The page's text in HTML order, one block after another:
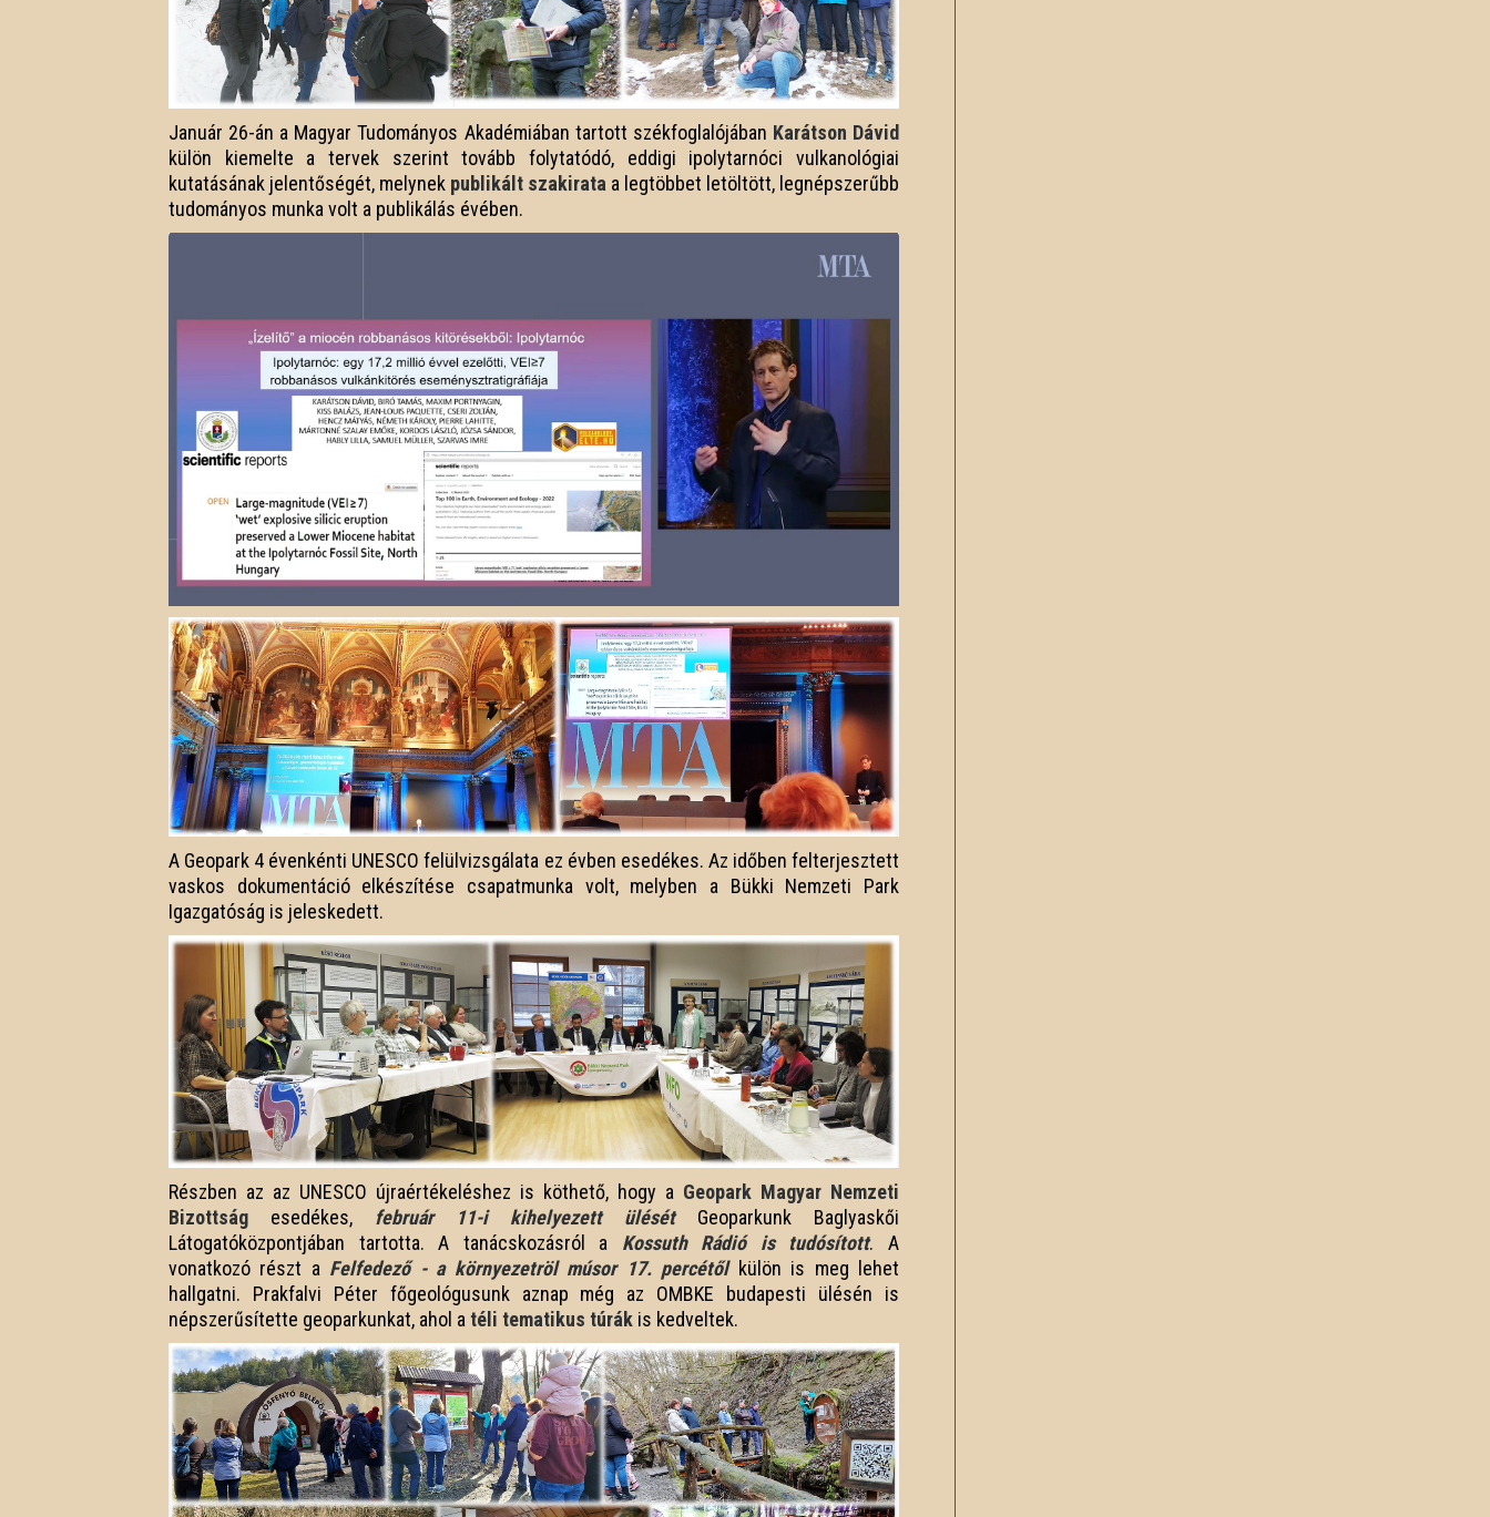
Január 26-án a Magyar Tudományos Akadémiában tartott székfoglalójában Karátson Dávid
külön kiemelte a tervek szerint tovább folytatódó, eddigi ipolytarnóci vulkanológiai
kutatásának jelentőségét, melynek publikált szakirata a legtöbbet letöltött, legnépszerűbb
tudományos munka volt a publikálás évében.
A Geopark 4 évenkénti UNESCO felülvizsgálata ez évben esedékes. Az időben felterjesztett
vaskos dokumentáció elkészítése csapatmunka volt, melyben a Bükki Nemzeti Park
Igazgatóság is jeleskedett.
Részben az az UNESCO újraértékeléshez is köthető, hogy a Geopark Magyar Nemzeti
Bizottság esedékes, február 11-i kihelyezett ülésétGeoparkunk Baglyaskői
Látogatóközpontjában tartotta. A tanácskozásról a Kossuth Rádió is tudósított. A
vonatkozó részt a Felfedező - a környezetröl músor 17. percétől külön is meg lehet
hallgatni. Prakfalvi Péter főgeológusunk aznap még az OMBKE budapesti ülésén is
népszerűsítette geoparkunkat, ahol a téli tematikus túrák is kedveltek.